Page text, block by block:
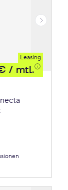
Leasing
/ mtl.